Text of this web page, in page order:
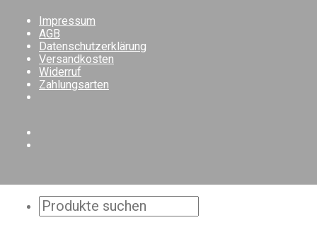
Impressum
AGB
Datenschutzerklärung
Versandkosten
Widerruf
Zahlungsarten